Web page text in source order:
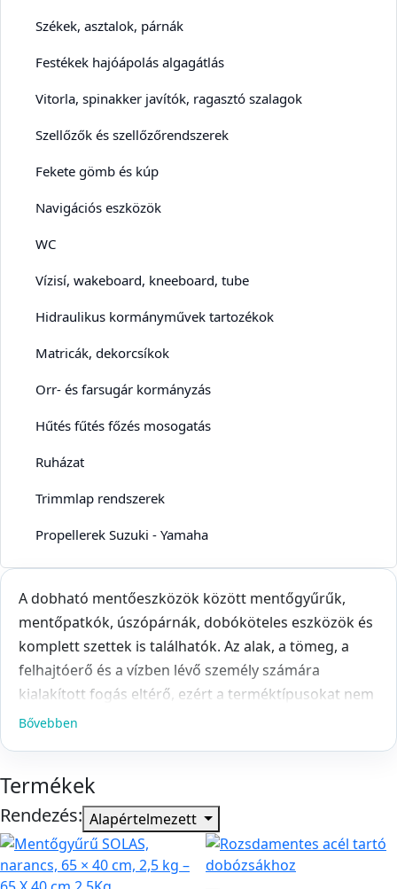
Székek, asztalok, párnák
Festékek hajóápolás algagátlás
Vitorla, spinakker javítók, ragasztó szalagok
Szellőzők és szellőzőrendszerek
Fekete gömb és kúp
Navigációs eszközök
WC
Vízisí, wakeboard, kneeboard, tube
Hidraulikus kormányművek tartozékok
Matricák, dekorcsíkok
Orr- és farsugár kormányzás
Hűtés fűtés főzés mosogatás
Ruházat
Trimmlap rendszerek
Propellerek Suzuki - Yamaha
A dobható mentőeszközök között mentőgyűrűk,
mentőpatkók, úszópárnák, dobóköteles eszközök és
komplett szettek is találhatók. Az alak, a tömeg, a
felhajtóerő és a vízben lévő személy számára
kialakított fogás eltérő, ezért a terméktípusokat nem
szabad pusztán szín vagy külső méret alapján
A mentőgyűrű jól felismerhető, kör alakú
kapaszkodót ad, a patkó a személy köré helyezhető,
a dobókötél pedig távolabbról létesíthet kapcsolatot.
A hajó kötelező felszereléséhez csak olyan eszköz
választható, amelynek minősítése és rendeltetése
Bővebben
Termékek
Rendezés: Alapértelmezett